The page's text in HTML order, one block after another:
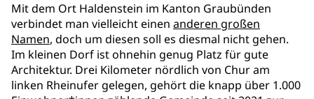
Mit dem Ort Haldenstein im Kanton Graubünden
verbindet man vielleicht einen anderen großen
Namen, doch um diesen soll es diesmal nicht gehen.
Im kleinen Dorf ist ohnehin genug Platz für gute
Architektur. Drei Kilometer nördlich von Chur am
linken Rheinufer gelegen, gehört die knapp über 1.000